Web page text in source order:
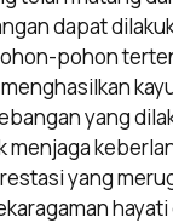
dapat
pohon
yang
menjaga
yang
hayati